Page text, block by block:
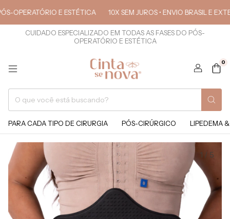
E ESTÉTICA 10X SEM JUROS • ENVIO BRASIL E EXTERIOR
CUIDADO ESPECIALIZADO EM TODAS AS FASES DO PÓS-
OPERATÓRIO E ESTÉTICA
0
PARA CADA TIPO DE CIRURGIA PÓS-CIRÚRGICO LIPEDEMA
1 / 5